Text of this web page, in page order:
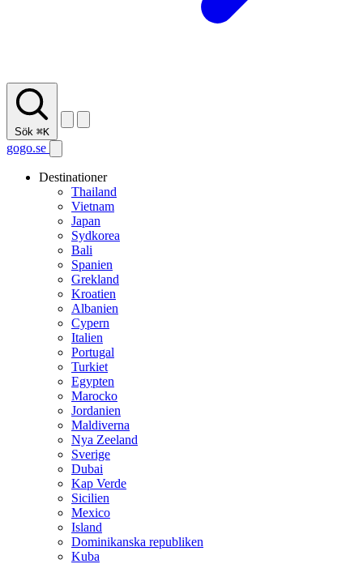
Sök ⌘K
gogo.se
Destinationer
Thailand
Vietnam
Japan
Sydkorea
Bali
Spanien
Grekland
Kroatien
Albanien
Cypern
Italien
Portugal
Turkiet
Egypten
Marocko
Jordanien
Maldiverna
Nya Zeeland
Sverige
Dubai
Kap Verde
Sicilien
Mexico
Island
Dominikanska republiken
Kuba